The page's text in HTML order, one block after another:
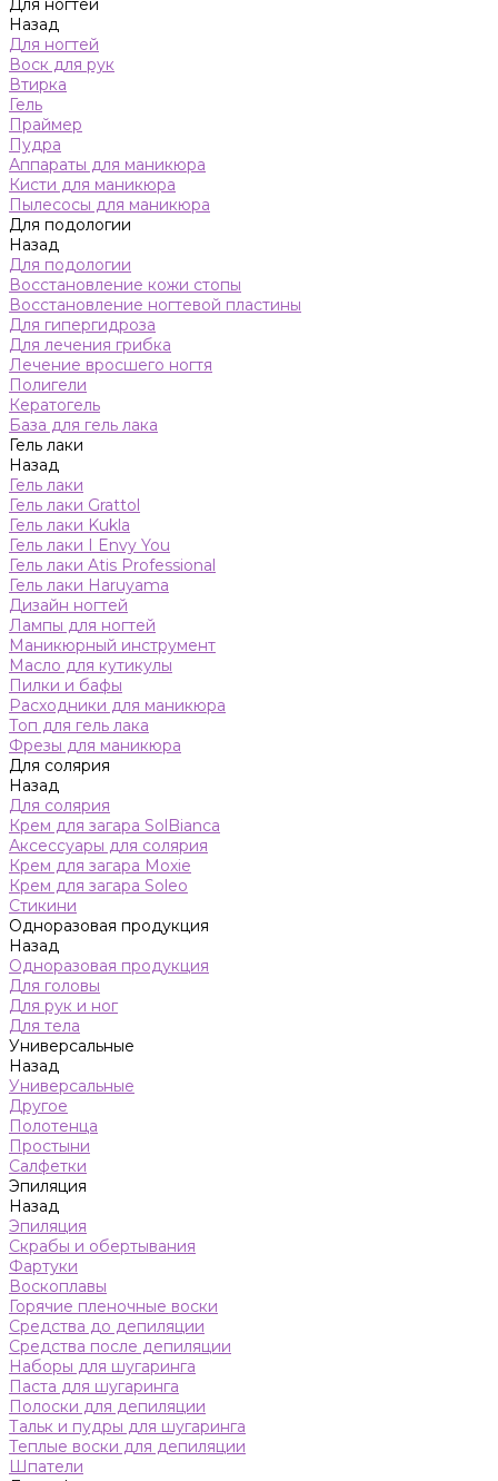
Для ногтей
Назад
Для ногтей
Воск для рук
Втирка
Гель
Праймер
Пудра
Аппараты для маникюра
Кисти для маникюра
Пылесосы для маникюра
Для подологии
Назад
Для подологии
Восстановление кожи стопы
Восстановление ногтевой пластины
Для гипергидроза
Для лечения грибка
Лечение вросшего ногтя
Полигели
Кератогель
База для гель лака
Гель лаки
Назад
Гель лаки
Гель лаки Grattol
Гель лаки Kukla
Гель лаки I Envy You
Гель лаки Atis Professional
Гель лаки Haruyama
Дизайн ногтей
Лампы для ногтей
Маникюрный инструмент
Масло для кутикулы
Пилки и бафы
Расходники для маникюра
Топ для гель лака
Фрезы для маникюра
Для солярия
Назад
Для солярия
Крем для загара SolBianca
Аксессуары для солярия
Крем для загара Moxie
Крем для загара Soleo
Стикини
Одноразовая продукция
Назад
Одноразовая продукция
Для головы
Для рук и ног
Для тела
Универсальные
Назад
Универсальные
Другое
Полотенца
Простыни
Салфетки
Эпиляция
Назад
Эпиляция
Скрабы и обертывания
Фартуки
Воскоплавы
Горячие пленочные воски
Средства до депиляции
Средства после депиляции
Наборы для шугаринга
Паста для шугаринга
Полоски для депиляции
Тальк и пудры для шугаринга
Теплые воски для депиляции
Шпатели